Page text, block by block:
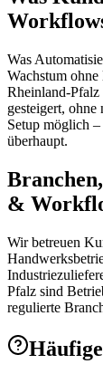
Was
Wachstum
Rheinland-Pfalz
gesteigert,
Setup möglich
überhaupt.
&
Wir betreuen
Pfalz sind
regulierte